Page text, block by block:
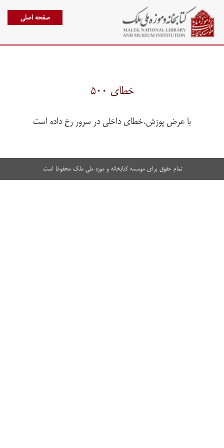
صفحه اصلی
خطای ۵۰۰
با عرض پوزش،خطای داخلی در سرور رخ داده است
تمام حقوق برای موسسه کتابخانه و موزه ملی ملک محفوظ است.